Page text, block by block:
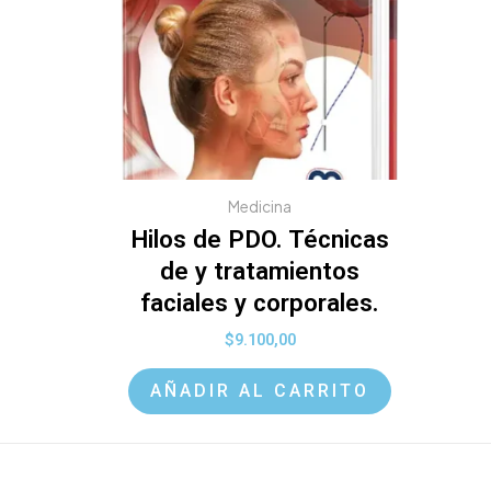
Medicina
Hilos de PDO. Técnicas
de y tratamientos
faciales y corporales.
$9.100,00
AÑADIR AL CARRITO